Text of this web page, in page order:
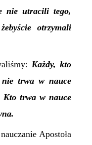
nie utracili tego,
otrzymali
Każdy, kto
nie trwa w nauce
Kto trwa w nauce
Apostoła